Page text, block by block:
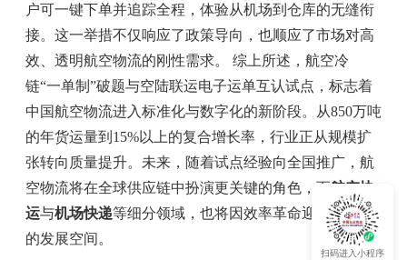
扫码进入小程序
户可一键下单并追踪全程，体验从机场到仓库的无缝衔
接。这一举措不仅响应了政策导向，也顺应了市场对高
效、透明航空物流的刚性需求。 综上所述，航空冷
链“一单制”破题与空陆联运电子运单互认试点，标志着
中国航空物流进入标准化与数字化的新阶段。从850万吨
的年货运量到15%以上的复合增长率，行业正从规模扩
张转向质量提升。未来，随着试点经验向全国推广，航
空物流将在全球供应链中扮演更关键的角色，而航空快
运与机场快递等细分领域，也将因效率革命迎来更广阔
的发展空间。